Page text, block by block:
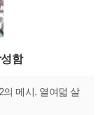
함
메시. 열여덟 살